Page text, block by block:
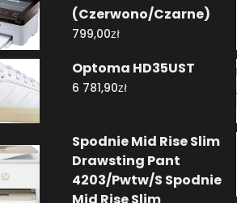
(Czerwono/Czarne)
799,00zł
Optoma HD35UST
6 781,90zł
Spodnie Mid Rise Slim
Drawsting Pant
4203/Pwtw/S Spodnie